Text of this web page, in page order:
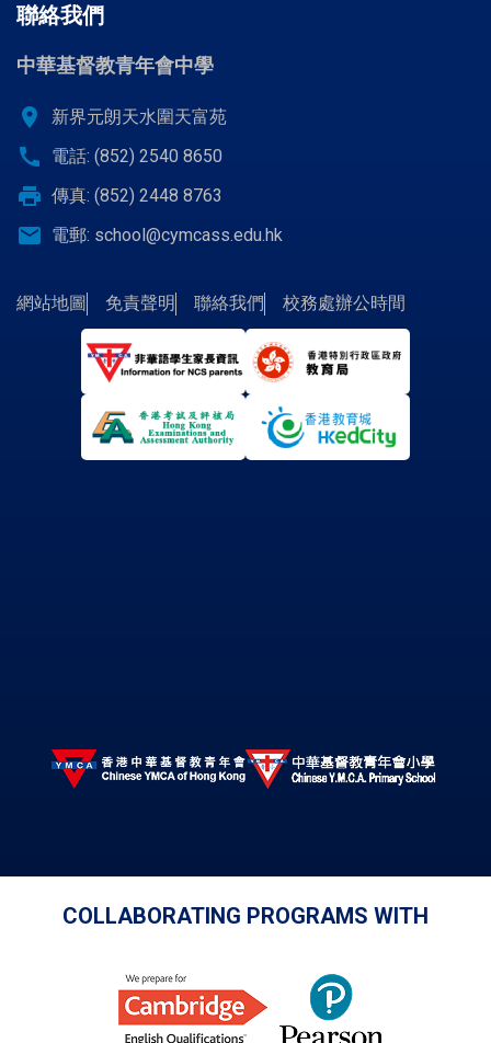
聯絡我們
中華基督教青年會中學
location_on 新界元朗天水圍天富苑
call 電話: (852) 2540 8650
print 傳真: (852) 2448 8763
email 電郵: school@cymcass.edu.hk
網站地圖 免責聲明 聯絡我們 校務處辦公時間
COLLABORATING PROGRAMS WITH